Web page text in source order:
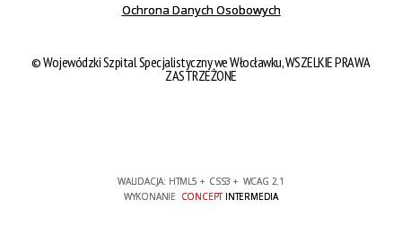
Ochrona Danych Osobowych
© Wojewódzki Szpital Specjalistyczny we Włocławku, WSZELKIE PRAWA
ZASTRZEŻONE
WALIDACJA: HTML5 + CSS3 + WCAG 2.1
WYKONANIE CONCEPTINTERMEDIA